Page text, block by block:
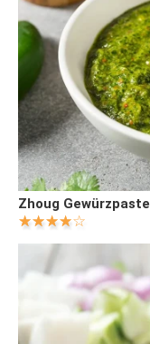
Zhoug Gewürzpaste